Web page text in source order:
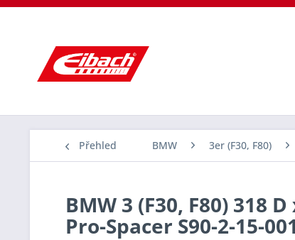
Přehled BMW 3er (F30, F80)
BMW 3 (F30, F80) 318
Pro-Spacer S90-2-15-